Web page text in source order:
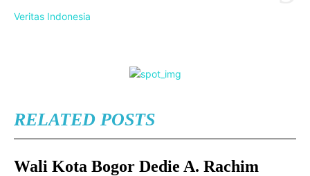
Veritas Indonesia
RELATED POSTS
Wali Kota Bogor Dedie A. Rachim